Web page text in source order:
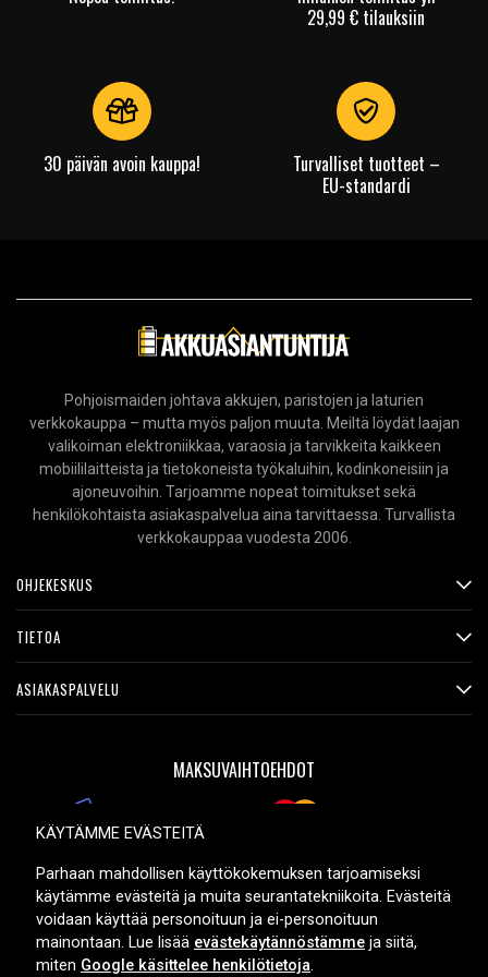
Motorola Admiral, Edge+ (2022), Edge+ (2023), G 5G (2022),
G 5G (2023), G Power (2021), G Power (2022), G Power
(2023), G Pure (2023), G Stylus 4G (2022), Moto Edge 5G,
Moto G Play (2023), Moto G Play (9. sukupolvi), Moto G
Galaxy S22+, Galaxy S23, Galaxy S23 Ultra, Galaxy S23+,
Galaxy Fold, Fold 2, Fold 3, Fold 4, Fold 5, Galaxy Z Flip, Flip
Sony Xperia 1V jne.
Kuulokkeet
Kaapelin pituus: 1,2 m
Lue ominaisuuksien merkityksestä
29,99 € tilauksiin
30 päivän avoin kauppa!
Turvalliset tuotteet –
EU-standardi
Pohjoismaiden johtava akkujen, paristojen ja laturien
verkkokauppa – mutta myös paljon muuta. Meiltä löydät laajan
valikoiman elektroniikkaa, varaosia ja tarvikkeita kaikkeen
mobiililaitteista ja tietokoneista työkaluihin, kodinkoneisiin ja
ajoneuvoihin. Tarjoamme nopeat toimitukset sekä
henkilökohtaista asiakaspalvelua aina tarvittaessa. Turvallista
verkkokauppaa vuodesta 2006.
OHJEKESKUS
TIETOA
ASIAKASPALVELU
MAKSUVAIHTOEHDOT
TOIMITUSVAIHTOEHDOT
KÄYTÄMME EVÄSTEITÄ
Parhaan mahdollisen käyttökokemuksen tarjoamiseksi
käytämme evästeitä ja muita seurantatekniikoita. Evästeitä
voidaan käyttää personoituun ja ei-personoituun
mainontaan. Lue lisää evästekäytännöstämme ja siitä,
miten Google käsittelee henkilötietoja.